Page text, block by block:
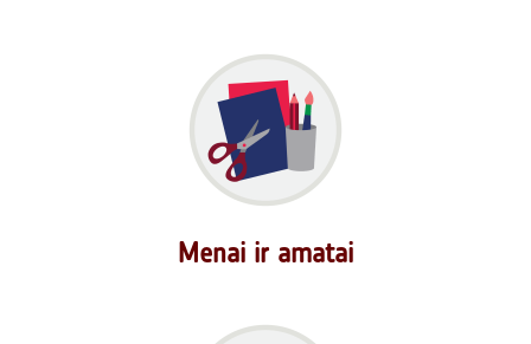
Menai ir amatai